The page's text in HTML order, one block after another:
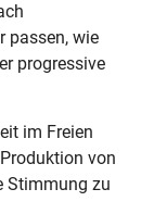
passen, wie
progressive
im Freien
von
Stimmung zu